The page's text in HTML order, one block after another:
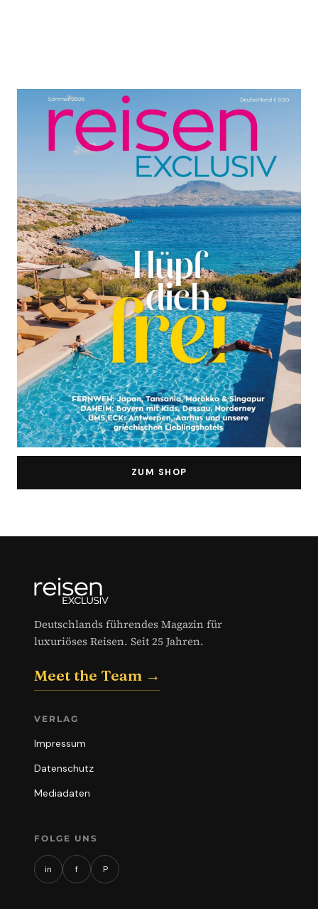
ZUM SHOP
Deutschlands führendes Magazin für
luxuriöses Reisen. Seit 25 Jahren.
Meet the Team →
VERLAG
Impressum
Datenschutz
Mediadaten
FOLGE UNS
in f P